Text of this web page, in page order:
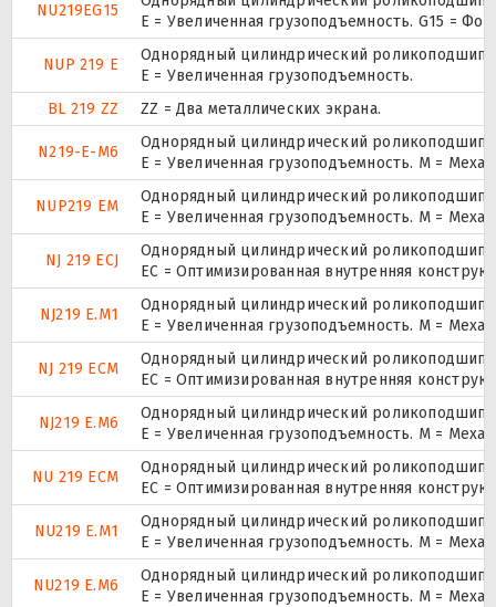
NU219EG15
E = Увеличенная грузоподъемность. G15 =
NUP 219 E
Однорядный цилиндрический
Е = Увеличенная грузоподъемность.
BL 219 ZZ
ZZ = Два металлических экрана.
N219-E-M6
Однорядный цилиндрический
E = Увеличенная грузоподъемность. М =
NUP219 EM
Однорядный цилиндрический
E = Увеличенная грузоподъемность. М =
NJ 219 ECJ
Однорядный цилиндрический
EC = Оптимизированная внутренняя
NJ219 E.M1
Однорядный цилиндрический
E = Увеличенная грузоподъемность. М =
NJ 219 ECM
Однорядный цилиндрический
EC = Оптимизированная внутренняя
NJ219 E.M6
Однорядный цилиндрический
E = Увеличенная грузоподъемность. М =
NU 219 ECM
Однорядный цилиндрический
EC = Оптимизированная внутренняя
NU219 E.M1
Однорядный цилиндрический
E = Увеличенная грузоподъемность. М =
NU219 E.M6
Однорядный цилиндрический
E = Увеличенная грузоподъемность. М =